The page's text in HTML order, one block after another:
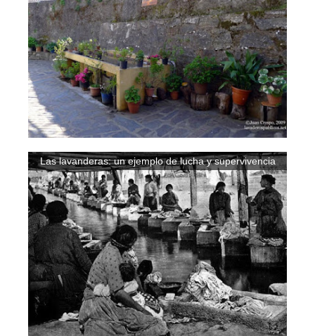
Las lavanderas: un ejemplo de lucha y supervivencia